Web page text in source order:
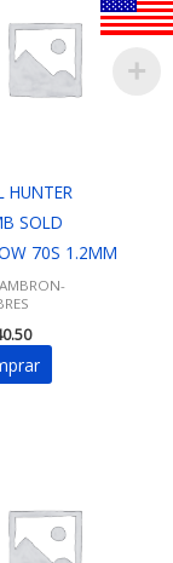
HUNTER
SOLD
70S 1.2MM